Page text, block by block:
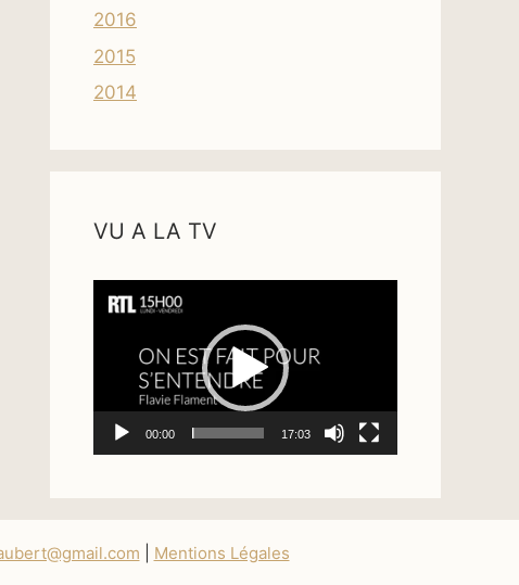
2016
2015
2014
VU A LA TV
Lecteur
vidéo
00:00 17:03
Mentions Légales